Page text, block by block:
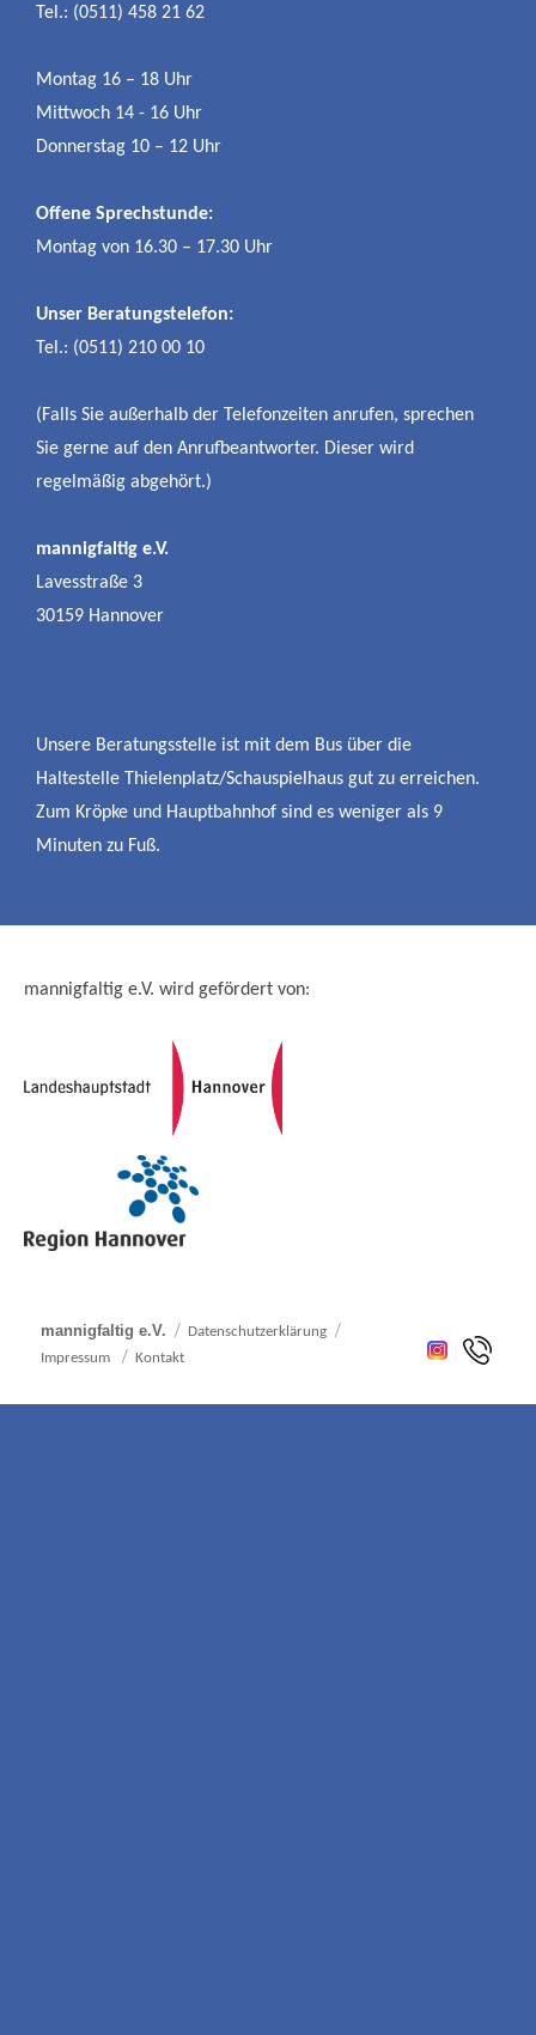
Tel.: (0511) 458 21 62
Montag 16 – 18 Uhr
Mittwoch 14 - 16 Uhr
Donnerstag 10 – 12 Uhr
Offene Sprechstunde:
Montag von 16.30 – 17.30 Uhr
Unser Beratungstelefon:
Tel.: (0511) 210 00 10
(Falls Sie außerhalb der Telefonzeiten anrufen, sprechen
Sie gerne auf den Anrufbeantworter. Dieser wird
regelmäßig abgehört.)
mannigfaltig e.V.
Lavesstraße 3
30159 Hannover
Unsere Beratungsstelle ist mit dem Bus über die
Haltestelle Thielenplatz/Schauspielhaus gut zu erreichen.
Zum Kröpke und Hauptbahnhof sind es weniger als 9
Minuten zu Fuß.
mannigfaltig e.V. wird gefördert von:
mannigfaltig e.V.
Datenschutzerklärung
Impressum
Kontakt